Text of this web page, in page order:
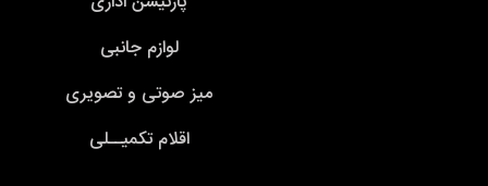
لوازم جانبی
میز صوتی و تصویری
اقلام تکمیــلی